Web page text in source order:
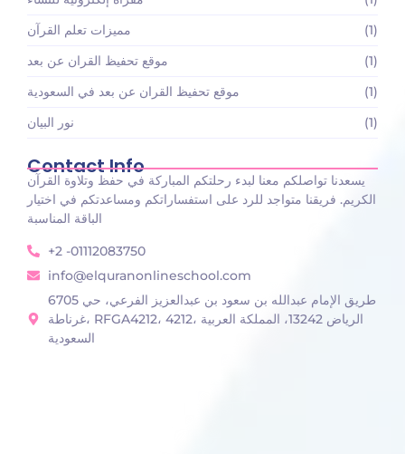
مميزات تعلم القرآن
(1)
موقع تحفيظ القران عن بعد
(1)
موقع تحفيظ القران عن بعد في السعودية
(1)
نور البيان
(1)
Contact Info
يسعدنا تواصلكم معنا لبدء رحلتكم المباركة في حفظ وتلاوة القرآن
الكريم. فريقنا متواجد للرد على استفساراتكم ومساعدتكم في اختيار
الباقة المناسبة
+2 -01112083750
info@elquranonlineschool.com
6705 طريق الإمام عبدالله بن سعود بن عبدالعزيز الفرعي، حي
غرناطة، RFGA4212، 4212، الرياض 13242، المملكة العربية
السعودية